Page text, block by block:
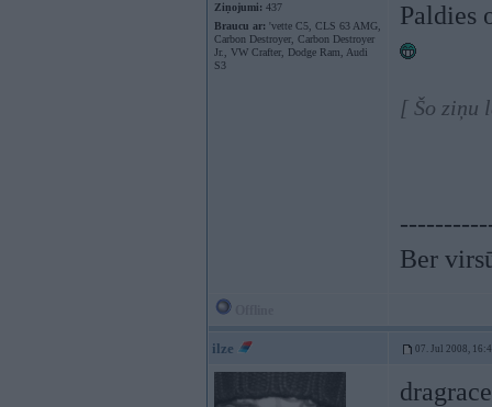
Ziņojumi: 437
Braucu ar: 'vette C5, CLS 63 AMG,
Carbon Destroyer, Carbon Destroyer
Jr., VW Crafter, Dodge Ram, Audi
S3
Paldies
[ Šo ziņu
Ber
ilze 07. Jul 2008,